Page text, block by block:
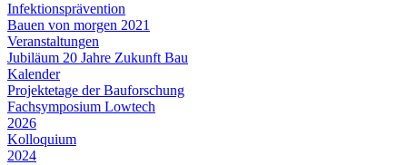
Infektionsprävention
Bauen von morgen 2021
Veranstaltungen
Jubiläum 20 Jahre Zukunft Bau
Kalender
Projektetage der Bauforschung
Fachsymposium Lowtech
2026
Kolloquium
2024